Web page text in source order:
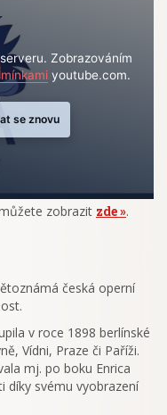
Zobrazováním
youtube.com.
se znovu
zobrazit zde .
česká operní
v roce 1898 berlínské
Vídni, Praze či Paříži.
mj. po boku Enrica
díky svému vyobrazení